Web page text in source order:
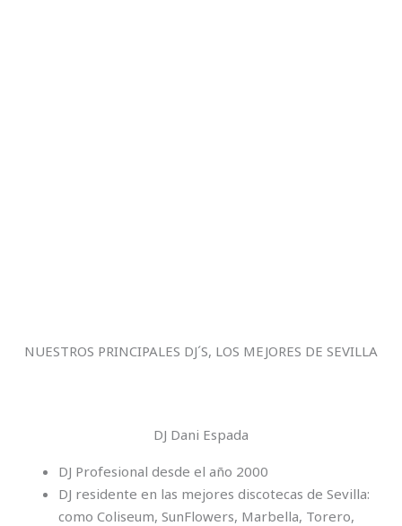
NUESTROS PRINCIPALES DJ´S, LOS MEJORES DE SEVILLA
DJ Dani Espada
DJ Profesional desde el año 2000
DJ residente en las mejores discotecas de Sevilla:
como Coliseum, SunFlowers, Marbella, Torero,